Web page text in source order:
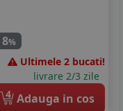
8%
Ultimele 2 bucati!
livrare 2/3 zile
4 Adauga in cos